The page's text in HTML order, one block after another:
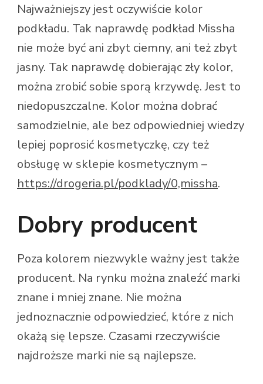
Najważniejszy jest oczywiście kolor
podkładu. Tak naprawdę podkład Missha
nie może być ani zbyt ciemny, ani też zbyt
jasny. Tak naprawdę dobierając zły kolor,
można zrobić sobie sporą krzywdę. Jest to
niedopuszczalne. Kolor można dobrać
samodzielnie, ale bez odpowiedniej wiedzy
lepiej poprosić kosmetyczkę, czy też
obsługę w sklepie kosmetycznym –
https://drogeria.pl/podklady/0,missha.
Dobry producent
Poza kolorem niezwykle ważny jest także
producent. Na rynku można znaleźć marki
znane i mniej znane. Nie można
jednoznacznie odpowiedzieć, które z nich
okażą się lepsze. Czasami rzeczywiście
najdroższe marki nie są najlepsze.